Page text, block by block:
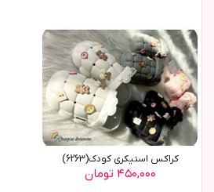
کراکس استیکری کودک(6263)
۴۵۰,۰۰۰ تومان